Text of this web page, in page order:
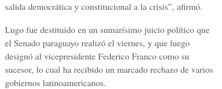
salida democrática y constitucional a la crisis”, afirmó.
Lugo fue destituido en un sumarísimo juicio político que
el Senado paraguayo realizó el viernes, y que luego
designó al vicepresidente Federico Franco como su
sucesor, lo cual ha recibido un marcado rechazo de varios
gobiernos latinoamericanos.